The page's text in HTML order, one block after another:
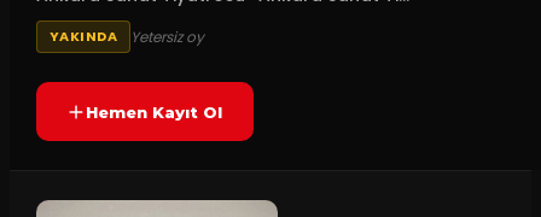
YAKINDA Yetersiz oy
Hemen Kayıt Ol